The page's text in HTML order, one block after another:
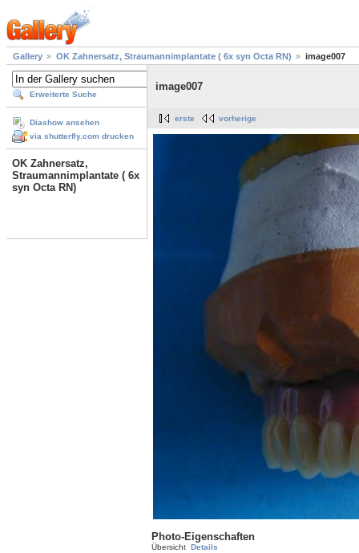
Gallery OK Zahnersatz, Straumannimplantate ( 6x syn Octa RN) image007
Erweiterte Suche
Diashow ansehen
via shutterfly.com drucken
OK Zahnersatz,
Straumannimplantate ( 6x
syn Octa RN)
image007
erste vorherige
Photo-Eigenschaften
Übersicht Details